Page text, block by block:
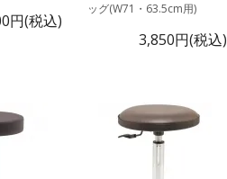
円(税込)
ッグ(W71・63.5cm用)
3,850円(税込)